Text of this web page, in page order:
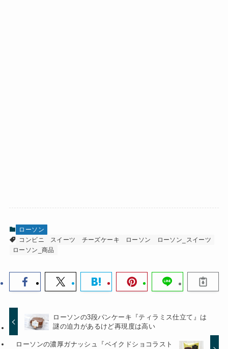
ローソン
コンビニ
スイーツ チーズケーキ ローソン
ローソン_スイーツ
ローソン_商品
ローソンの3段パンケーキ『ティラミス仕立て』は
謎の迫力があるけど再現度は高い
ローソンの濃厚ガナッシュ『ベイクドショコラスト